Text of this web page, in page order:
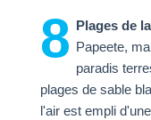
8 Plages de
Papeete,
paradis
plages de sable
l'air est empli